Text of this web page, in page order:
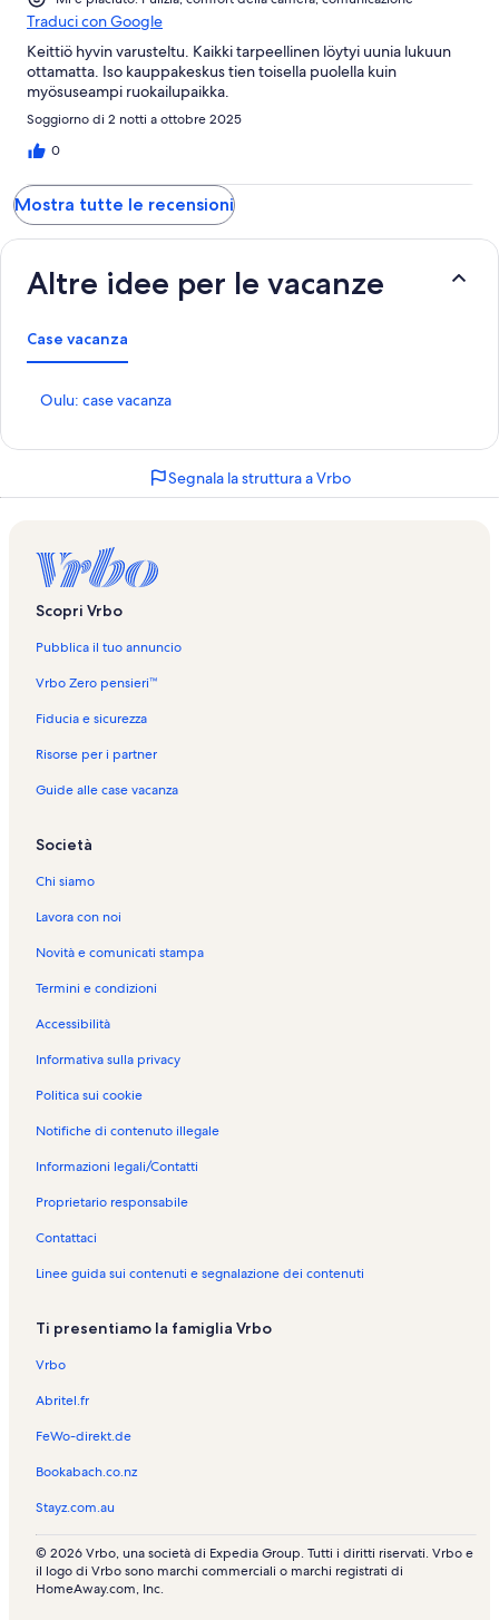
Traduci con Google
Keittiö hyvin varusteltu. Kaikki tarpeellinen löytyi uunia lukuun
ottamatta. Iso kauppakeskus tien toisella puolella kuin
myösuseampi ruokailupaikka.
Soggiorno di 2 notti a ottobre 2025
0
Mostra tutte le recensioni
Altre idee per le vacanze
Case vacanza
Oulu: case vacanza
L
h
p
r
l
a
a
i
a
e
l
s
g
e
n
e
e
t
n
a
i
n
:
u
u
c
s
v
a
n
z
Segnala la struttura a Vrbo
Scopri Vrbo
Pubblica il tuo annuncio
Vrbo Zero pensieri™
Fiducia e sicurezza
Risorse per i partner
Guide alle case vacanza
Società
Chi siamo
Lavora con noi
Novità e comunicati stampa
Termini e condizioni
Accessibilità
Informativa sulla privacy
Politica sui cookie
Notifiche di contenuto illegale
Informazioni legali/Contatti
Proprietario responsabile
Contattaci
Linee guida sui contenuti e segnalazione dei contenuti
Ti presentiamo la famiglia Vrbo
Vrbo
Abritel.fr
FeWo-direkt.de
Bookabach.co.nz
Stayz.com.au
© 2026 Vrbo, una società di Expedia Group. Tutti i diritti riservati. Vrbo e
il logo di Vrbo sono marchi commerciali o marchi registrati di
HomeAway.com, Inc.